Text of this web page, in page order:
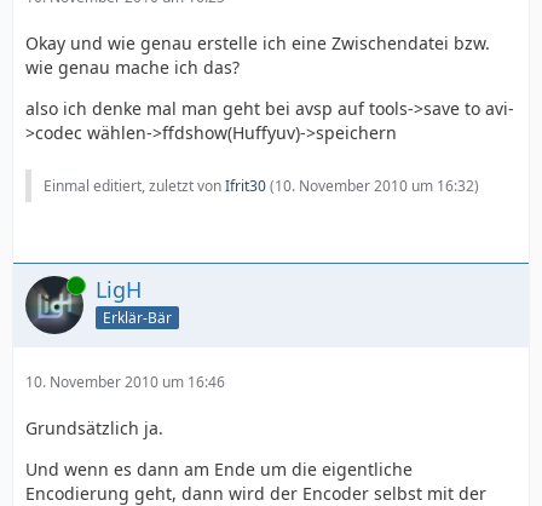
Okay und wie genau erstelle ich eine Zwischendatei bzw.
wie genau mache ich das?
also ich denke mal man geht bei avsp auf tools->save to avi-
>codec wählen->ffdshow(Huffyuv)->speichern
Einmal editiert, zuletzt vonIfrit30(10. November 2010 um 16:32)
Online LigH
Erklär-Bär
10. November 2010 um 16:46
Grundsätzlich ja.
Und wenn es dann am Ende um die eigentliche
Encodierung geht, dann wird der Encoder selbst mit der